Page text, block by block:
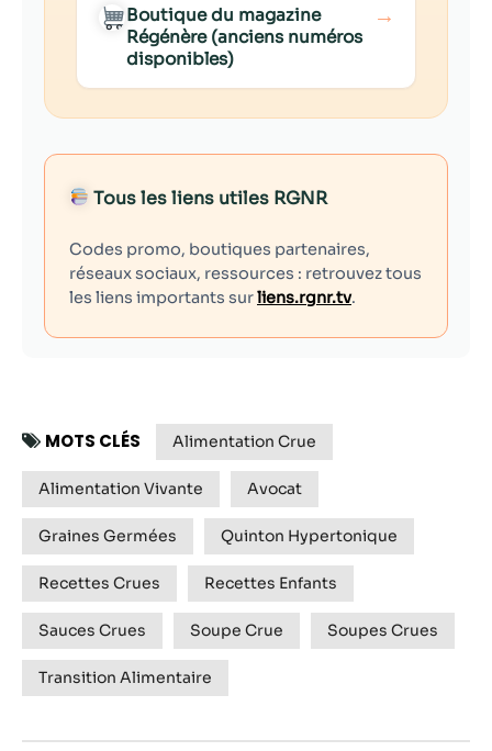
Boutique du magazine
Régénère (anciens numéros
disponibles)
→
Tous les liens utiles RGNR
Codes promo, boutiques partenaires,
réseaux sociaux, ressources : retrouvez tous
les liens importants surliens.rgnr.tv.
MOTS CLÉS Alimentation Crue
Alimentation Vivante Avocat
Graines Germées Quinton Hypertonique
Recettes Crues Recettes Enfants
Sauces Crues Soupe Crue Soupes Crues
Transition Alimentaire